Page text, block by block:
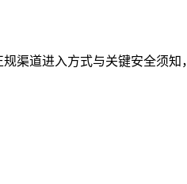
渠道进入方式与关键安全须